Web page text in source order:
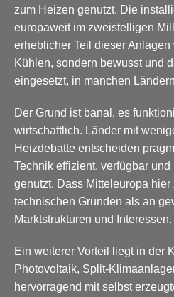
zum Heizen genutzt. Die
europaweit im zweistelligen
erheblicher Teil dieser
Kühlen, sondern bewusst und
eingesetzt, in manchen
Der Grund ist banal, es
wirtschaftlich. Länder mit
Heizdebatte entscheiden
Technik effizient, verfügbar
genutzt. Dass Mitteleuropa
technischen Gründen als an
Marktstrukturen und Interessen.
Ein weiterer Vorteil liegt in der
Photovoltaik, Split-
hervorragend mit selbst